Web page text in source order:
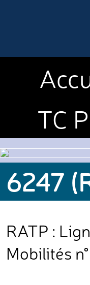
TC
6247
RATP :
Mobilités